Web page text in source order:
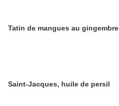
Tatin de mangues au gingembre
Saint-Jacques, huile de persil